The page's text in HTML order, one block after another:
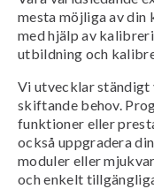
mesta möjliga av din
med hjälp av
utbildning och
Vi utvecklar
skiftande behov.
funktioner eller
också uppgradera
moduler eller
och enkelt